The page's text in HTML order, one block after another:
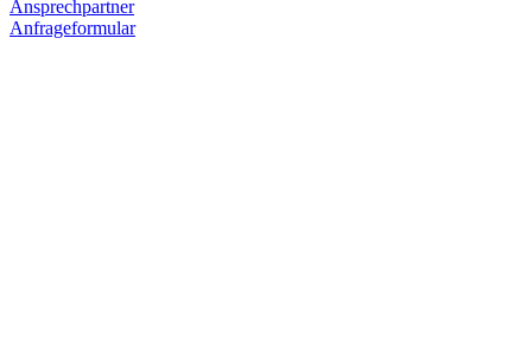
Ansprechpartner
Anfrageformular